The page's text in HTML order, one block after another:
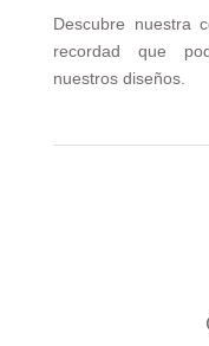
Descubre nuestra
recordad que
nuestros diseños.